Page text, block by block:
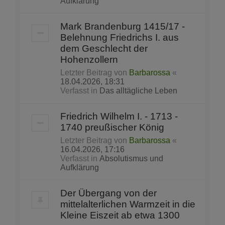
Mark Brandenburg 1415/17 -
Belehnung Friedrichs I. aus
dem Geschlecht der
Hohenzollern
Letzter Beitrag von Barbarossa «
18.04.2026, 18:31
Verfasst in Das alltägliche Leben
Friedrich Wilhelm I. - 1713 -
1740 preußischer König
Letzter Beitrag von Barbarossa «
16.04.2026, 17:16
Verfasst in Absolutismus und
Aufklärung
Der Übergang von der
mittelalterlichen Warmzeit in die
Kleine Eiszeit ab etwa 1300